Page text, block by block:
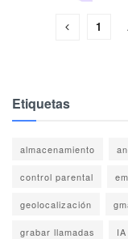
1
Etiquetas
almacenamiento
control parental
geolocalización
grabar llamadas IA